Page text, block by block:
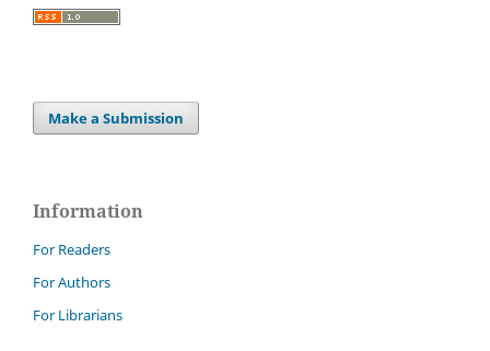
Make a Submission
Information
For Readers
For Authors
For Librarians